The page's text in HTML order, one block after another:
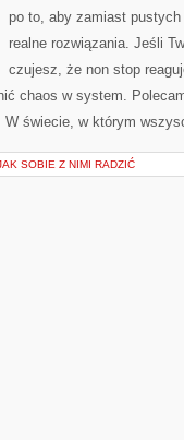
po to, aby zamiast
realne rozwiązania. Jeśli
czujesz, że non stop
chaos w system.
W świecie, w którym
SOBIE Z NIMI RADZIĆ